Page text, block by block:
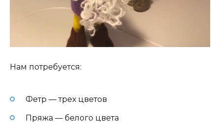
Нам потребуется:
Фетр — трех цветов
Пряжа — белого цвета